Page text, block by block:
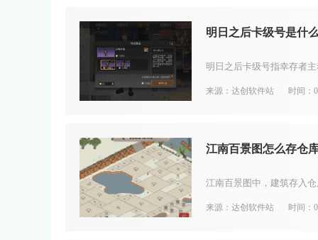
明日之后卡级号是什
来源：达创软件站 时间：
江南百景图怎么存仓
来源：达创软件站 时间：